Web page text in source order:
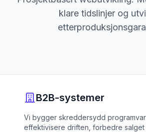
klare tidslinjer og
B2B-systemer
Vi bygger skreddersydd
effektivisere driften, forbedre